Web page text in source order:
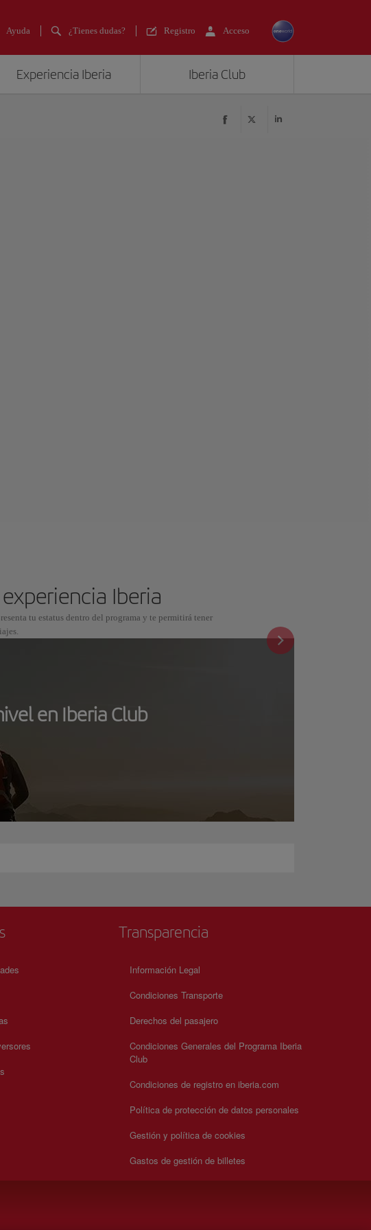
Ayuda ¿Tienes dudas? Registro Acceso
Experiencia Iberia Iberia Club
Iberia
tu estatus dentro del programa y te permitirá tener
en Iberia Club
Transparencia
Información Legal
Condiciones Transporte
Derechos del pasajero
Condiciones Generales del Programa Iberia
Club
Condiciones de registro en iberia.com
Política de protección de datos personales
Gestión y política de cookies
Gastos de gestión de billetes